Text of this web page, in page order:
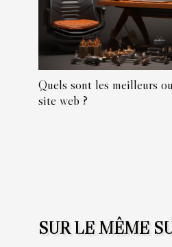
Quels sont les meilleurs
site web ?
SUR LE MÊME